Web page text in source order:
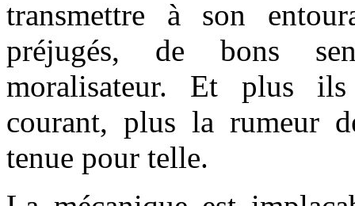
transmettre à son
préjugés, de bons
moralisateur. Et plus
courant, plus la rumeur
tenue pour telle.